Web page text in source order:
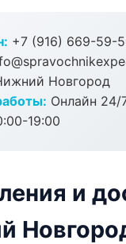
+7 (916) 669-59-
Новгород
Онлайн 24/
19:00
и